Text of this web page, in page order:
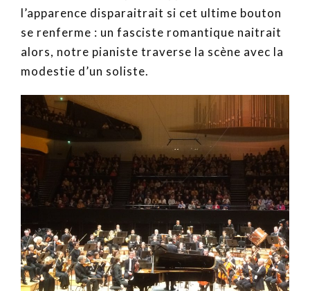
l’apparence disparaitrait si cet ultime bouton
se renferme : un fasciste romantique naitrait
alors, notre pianiste traverse la scène avec la
modestie d’un soliste.